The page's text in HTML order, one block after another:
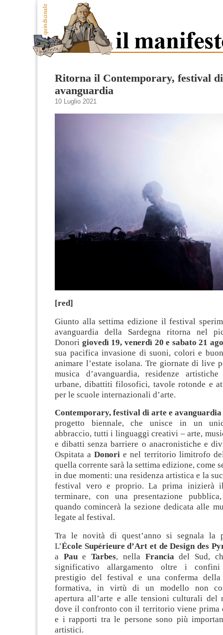
Ritorna il Contemporary, festival
avanguardia
10 Luglio 2021
[red]
Giunto alla settima edizione il festival
avanguardia della Sardegna ritorna nel
Donori giovedì 19, venerdì 20 e sabato 21
sua pacifica invasione di suoni, colori e
animare l’estate isolana. Tre giornate di live
musica d’avanguardia, residenze
urbane, dibattiti filosofici, tavole rotonde e
per le scuole internazionali d’arte.
Contemporary, festival di arte e avanguardia
progetto biennale, che unisce in un
abbraccio, tutti i linguaggi creativi – arte,
e dibatti senza barriere o anacronistiche e
Ospitata aDonori e nel territorio limitrofo del
quella corrente sarà la settima edizione, come
in due momenti: una residenza artistica e la
festival vero e proprio. La prima
terminare, con una presentazione
quando comincerà la sezione dedicata alle
legate al festival.
Tra le novità di quest’anno si segnala la
L’École Supérieure d’Art et de Design des
a PaueTarbes, nella Francia del Sud,
significativo allargamento oltre i
prestigio del festival e una conferma della
formativa, in virtù di un modello non
apertura all’arte e alle tensioni culturali del
dove il confronto con il territorio viene prima
e i rapporti tra le persone sono più
artistici.